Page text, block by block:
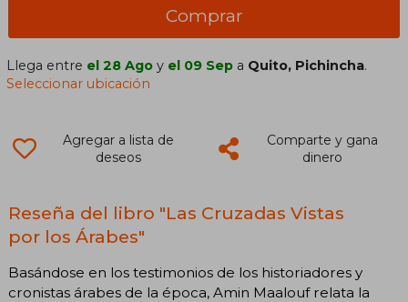
Comprar
Llega entre el 28 Ago y el 09 Sep a Quito, Pichincha.
Seleccionar ubicación
Agregar a lista de
deseos
Comparte y gana
dinero
Reseña del libro "Las Cruzadas Vistas
por los Árabes"
Basándose en los testimonios de los historiadores y
cronistas árabes de la época, Amin Maalouf relata la